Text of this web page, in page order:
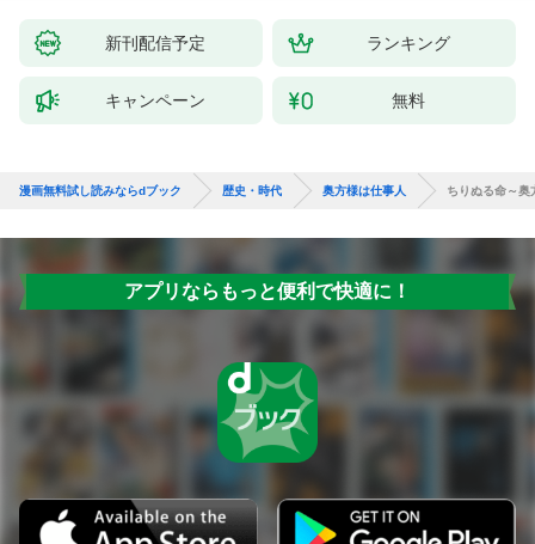
新刊配信予定 ランキング
キャンペーン 無料
漫画無料試し読みならdブック 歴史・時代 奥方様は仕事人 ちりぬる命～奥
アプリならもっと便利で快適に！